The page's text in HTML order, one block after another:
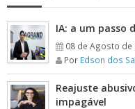
IA: a um passo
08 de Agosto de
Por Edson dos
Reajuste
impagável